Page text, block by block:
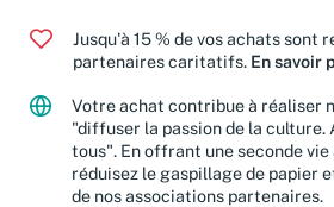
Jusqu'à 15 % de vos achats sont
partenaires caritatifs. En savoir
Votre achat contribue à réaliser
"diffuser la passion de la culture.
tous". En offrant une seconde vie
réduisez le gaspillage de papier
de nos associations partenaires.